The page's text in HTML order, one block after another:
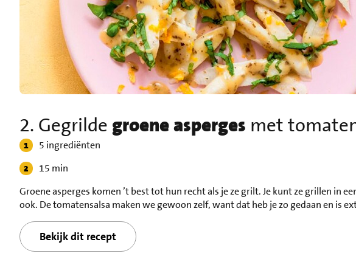
2. Gegrilde groene asperges met
5 ingrediënten
15 min
Groene asperges komen ’t best tot hun recht als je ze grilt. Je kunt ze grillen in
ook. De tomatensalsa maken we gewoon zelf, want dat heb je zo gedaan en is
Bekijk dit recept